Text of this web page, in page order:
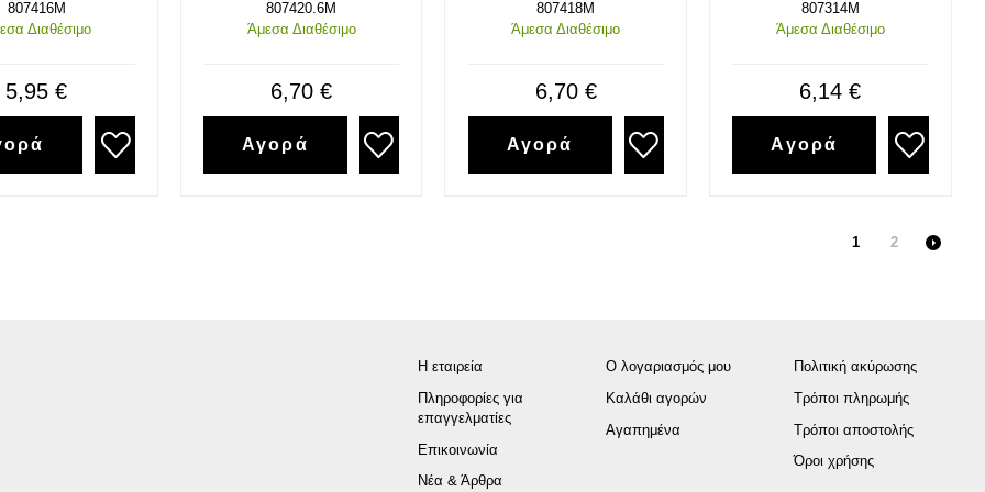
807416M
Διαθέσιμο
5,95 €
807420.6M
Άμεσα Διαθέσιμο
6,70 €
Αγορά
807418M
Άμεσα Διαθέσιμο
6,70 €
Αγορά
807314M
Άμεσα Διαθέσιμο
6,14 €
Αγορά
1 2
Η εταιρεία
Πληροφορίες για
επαγγελματίες
Επικοινωνία
Νέα & Άρθρα
Ο λογαριασμός μου
Καλάθι αγορών
Αγαπημένα
Πολιτική ακύρωσης
Τρόποι πληρωμής
Τρόποι αποστολής
Όροι χρήσης